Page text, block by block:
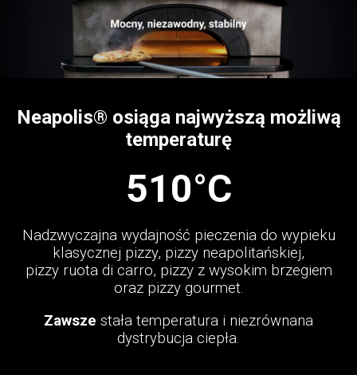
Neapolis® osiąga najwyższą możliwą
temperaturę
510°C
Nadzwyczajna wydajność pieczenia do wypieku
klasycznej pizzy, pizzy neapolitańskiej,
pizzy ruota di carro, pizzy z wysokim brzegiem
oraz pizzy gourmet.
Zawsze stała temperatura i niezrównana
dystrybucja ciepła.